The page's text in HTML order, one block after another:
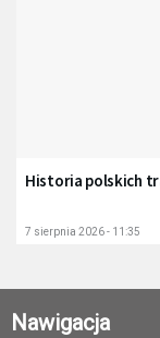
Historia polskich
7 sierpnia 2026 - 11:35
Nawigacja